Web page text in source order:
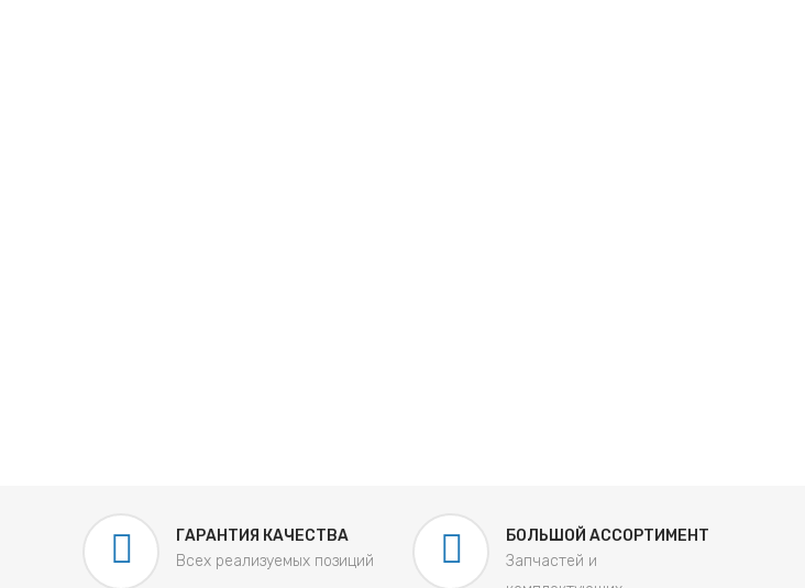
ГАРАНТИЯ КАЧЕСТВА
Всех реализуемых позиций
БОЛЬШОЙ АССОРТИМЕНТ
Запчастей и